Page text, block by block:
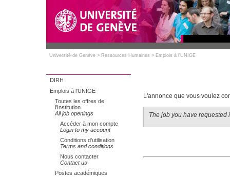
Université de Genève > Ressources Humaines > Emplois à l'UNIGE
DIRH
Emplois à l'UNIGE
Toutes les offres de
l'Institution
All job openings
Accéder à mon compte
Login to my account
Conditions d'utilisation
Terms and conditions
Nous contacter
Contact us
Postes académiques
L'annonce que vous voulez
The job you have requested